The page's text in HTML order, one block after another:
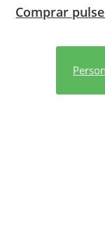
Comprar